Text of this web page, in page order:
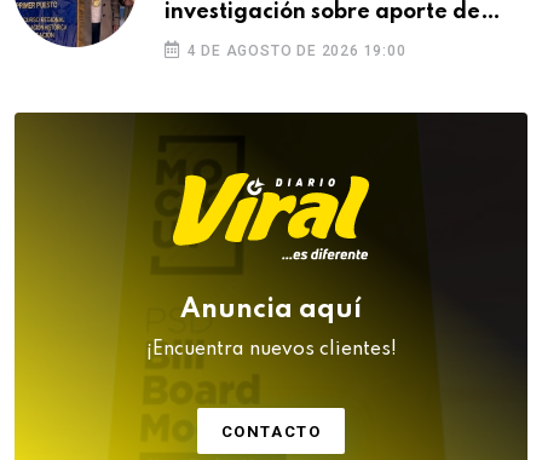
investigación sobre aporte de
Puno a la Independencia
4 DE AGOSTO DE 2026 19:00
Anuncia aquí
¡Encuentra nuevos clientes!
CONTACTO